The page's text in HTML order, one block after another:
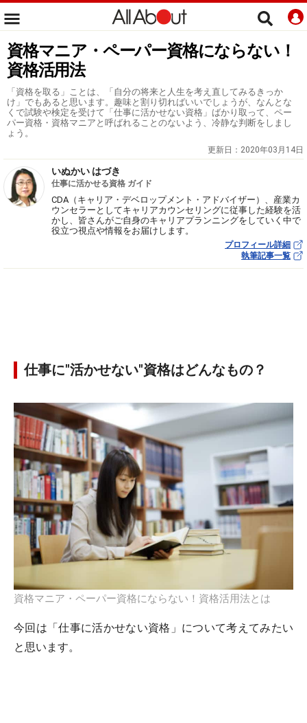
資格マニア・ペーパー資格にならない！
資格活用法
「資格を取る」ことは、「自分の将来と人生を考え直してみるきっか
け」でもあると思います。趣味と割り切ればいいでしょうが、なんとな
くで試験や検定を受けて「仕事に活かせない資格」ばかり取って、ペー
パー資格・資格マニアと呼ばれることのないよう、冷静な判断をしまし
ょう。
更新日： 2020年03月14日
いぬかい はづき
仕事に活かせる資格 ガイド
CDA（キャリア・デベロップメント・アドバイザー）、産業カ
ウンセラーとしてキャリアカウンセリングに従事した経験を活
かし、皆さんがご自身のキャリアプランニングをしていく中で
役立つ視点や情報をお届けします。
プロフィール詳細
執筆記事一覧
仕事に"活かせない"資格はどんなもの？
資格マニア・ペーパー資格にならない！資格活用法とは
今回は「仕事に活かせない資格」について考えてみたい
と思います。